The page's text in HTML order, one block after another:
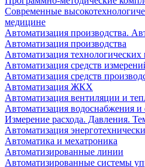
Современные
медицине
Автоматизация производства.
Автоматизация производства
Автоматизация технологических
Автоматизация средств
Автоматизация средств
Автоматизация ЖКХ
Автоматизация вентиляции и
Автоматизация водоснабжения и
Измерение расхода. Давления.
Автоматизация
Автоматика и мехатроника
Автоматизированные линии
Автоматизированные системы